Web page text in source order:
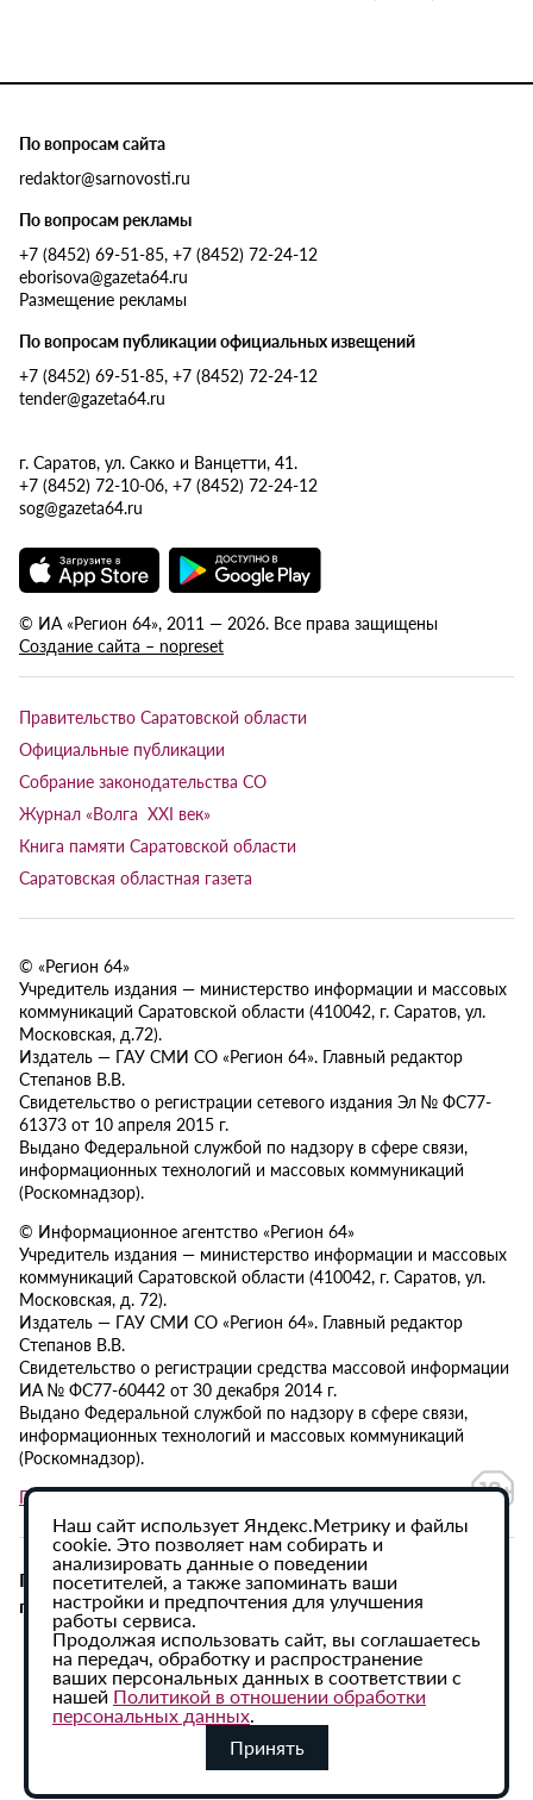
По вопросам сайта
redaktor@sarnovosti.ru
По вопросам рекламы
+7 (8452) 69-51-85, +7 (8452) 72-24-12
eborisova@gazeta64.ru
Размещение рекламы
По вопросам публикации официальных извещений
+7 (8452) 69-51-85, +7 (8452) 72-24-12
tender@gazeta64.ru
г. Саратов, ул. Сакко и Ванцетти, 41.
+7 (8452) 72-10-06, +7 (8452) 72-24-12
sog@gazeta64.ru
© ИА «Регион 64», 2011 — 2026. Все права защищены
Создание сайта – nopreset
Правительство Саратовской области
Официальные публикации
Собрание законодательства СО
Журнал «Волга XXI век»
Книга памяти Саратовской области
Саратовская областная газета
© «Регион 64»
Учредитель издания — министерство информации и массовых
коммуникаций Саратовской области (410042, г. Саратов, ул.
Московская, д.72).
Издатель — ГАУ СМИ СО «Регион 64». Главный редактор
Степанов В.В.
Свидетельство о регистрации сетевого издания Эл № ФС77-
61373 от 10 апреля 2015 г.
Выдано Федеральной службой по надзору в сфере связи,
информационных технологий и массовых коммуникаций
(Роскомнадзор).
© Информационное агентство «Регион 64»
Учредитель издания — министерство информации и массовых
коммуникаций Саратовской области (410042, г. Саратов, ул.
Московская, д. 72).
Издатель — ГАУ СМИ СО «Регион 64». Главный редактор
Степанов В.В.
Свидетельство о регистрации средства массовой информации
ИА № ФС77-60442 от 30 декабря 2014 г.
Выдано Федеральной службой по надзору в сфере связи,
информационных технологий и массовых коммуникаций
(Роскомнадзор).
Политика в отношении обработки персональных данных
При использовании материалов сайта активная
гиперссылка на ИА «Регион 64» обязательна.
Наш сайт использует Яндекс.Метрику и файлы
cookie. Это позволяет нам собирать и
анализировать данные о поведении
посетителей, а также запоминать ваши
настройки и предпочтения для улучшения
работы сервиса.
Продолжая использовать сайт, вы соглашаетесь
на передач, обработку и распространение
ваших персональных данных в соответствии с
нашей Политикой в отношении обработки
персональных данных.
Принять